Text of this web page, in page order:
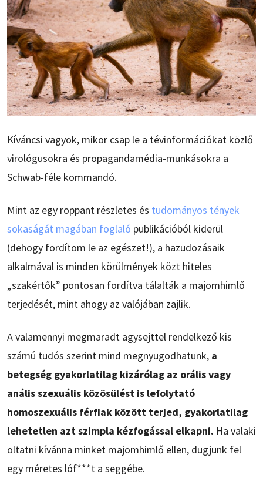
Kíváncsi vagyok, mikor csap le a tévinformációkat közlő
virológusokra és propagandamédia-munkásokra a
Schwab-féle kommandó.
Mint az egy roppant részletes és tudományos tények
sokaságát magában foglaló publikációból kiderül
(dehogy fordítom le az egészet!), a hazudozásaik
alkalmával is minden körülmények közt hiteles
„szakértők” pontosan fordítva tálalták a majomhimlő
terjedését, mint ahogy az valójában zajlik.
A valamennyi megmaradt agysejttel rendelkező kis
számú tudós szerint mind megnyugodhatunk, a
betegség gyakorlatilag kizárólag az orális vagy
anális szexuális közösülést is lefolytató
homoszexuális férfiak között terjed, gyakorlatilag
lehetetlen azt szimpla kézfogással elkapni. Ha valaki
oltatni kívánna minket majomhimlő ellen, dugjunk fel
egy méretes lóf***t a seggébe.